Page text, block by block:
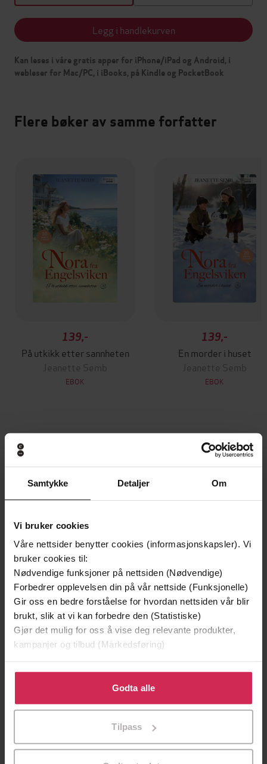
Samtykke Detaljer Om
Vi bruker cookies
Våre nettsider benytter cookies (informasjonskapsler). Vi
bruker cookies til:
Nødvendige funksjoner på nettsiden (Nødvendige)
Forbedrer opplevelsen din på vår nettside (Funksjonelle)
Gir oss en bedre forståelse for hvordan nettsiden vår blir
brukt, slik at vi kan forbedre den (Statistiske)
Gjør det mulig for oss å vise deg relevante produkter,
kampanjer og tilbud (Markedsføring)
Klikk på «Godta alle» for å gi oss ditt samtykke til å
bruke cookies for alle disse formålene. Du kan også
tilpasse ditt samtykke til spesifikke formål ved å klikke
Godta alle
Tilpass
Legg i handlekurven
Kan leses i våre gratis apper for iPhone/iPad og Android, i
webleser for Mac/PC, i iBooks, på Kindle og PocketBook
Flere bøker av samme forfatter
139,-
På utkikk etter sannheten
Jeanette Semb
EBOK
139,-
En morder i huset
Jeanette Semb
EBOK
Andre har også kjøpt
Forbudt lidenskap
EBOK
Æresordet
EBOK